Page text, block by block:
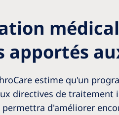
apportés
estime qu'un
directives de traitement
d'améliorer